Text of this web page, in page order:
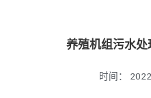
养殖机组污水
时间：